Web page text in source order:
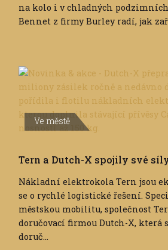
na kolo i v chladných
Bennet z firmy Burley radí, jak
Ve městě
Tern a Dutch-X spojily své
Nákladní elektrokola Tern jsou
se o rychlé logistické řešení.
městskou mobilitu, společnost
doručovací firmou Dutch-X, která
doruč...